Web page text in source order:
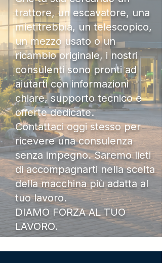
trattore, un escavatore, una
mietitrebbia, un telescopico,
un mezzo usato o un
ricambio originale, i nostri
consulenti sono pronti ad
aiutarti con informazioni
chiare, supporto tecnico e
offerte dedicate.
Contattaci oggi stesso per
ricevere una consulenza
senza impegno. Saremo lieti
di accompagnarti nella scelta
della macchina più adatta al
tuo lavoro.
DIAMO FORZA AL TUO
LAVORO.